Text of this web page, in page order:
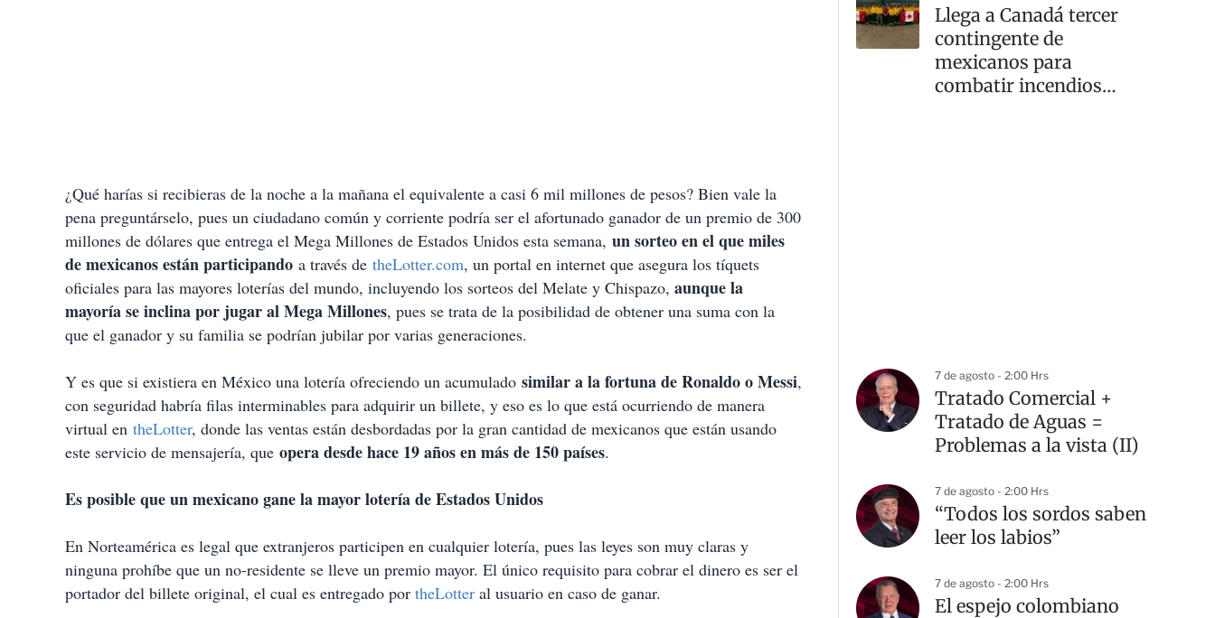
¿Qué harías si recibieras de la noche a la mañana el equivalente a casi 6 mil millones de pesos? Bien vale la
pena preguntárselo, pues un ciudadano común y corriente podría ser el afortunado ganador de un premio de 300
millones de dólares que entrega el Mega Millones de Estados Unidos esta semana, un sorteoenelque miles
de mexicanos están participando a través de theLotter.com, un portal en internet que asegura los tíquets
oficiales para las mayores loterías del mundo, incluyendo los sorteos del Melate y Chispazo, aunque la
mayoría se inclina por jugar alMega Millones, pues se trata de la posibilidad de obtener una suma con la
que el ganador y su familia se podrían jubilar por varias generaciones.
Y es que si existiera en México una lotería ofreciendo un acumulado similara la fortuna de Ronaldo o Messi,
con seguridad habría filas interminables para adquirir un billete, y eso es lo que está ocurriendo de manera
virtual en theLotter, donde las ventas están desbordadas por la gran cantidad de mexicanos que están usando
este servicio de mensajería, que opera desde hace 19 años en más de 150 países.
Es posible que un mexicano gane la mayor lotería de Estados Unidos
En Norteamérica es legal que extranjeros participen en cualquier lotería, pues las leyes son muy claras y
ninguna prohíbe que un no-residente se lleve un premio mayor. El único requisito para cobrar el dinero es ser el
portador del billete original, el cual es entregado por theLotter al usuario en caso de ganar.
Llega a Canadá tercer
contingente de
mexicanos para
combatir incendios
7 de agosto - 2:00 Hrs
Tratado Comercial +
Tratado de Aguas =
Problemas a la vista (II)
7 de agosto - 2:00 Hrs
“Todos los sordos saben
leer los labios”
7 de agosto - 2:00 Hrs
El espejo colombiano